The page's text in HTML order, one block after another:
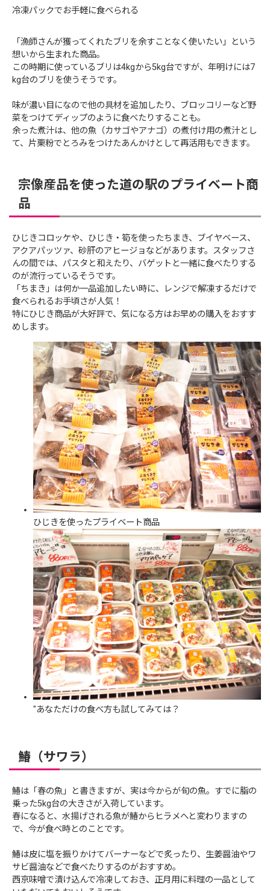
冷凍パックでお手軽に食べられる
「漁師さんが獲ってくれたブリを余すことなく使いたい」という
想いから生まれた商品。
この時期に使っているブリは4kgから5kg台ですが、年明けには7
kg台のブリを使うそうです。
味が濃い目になので他の具材を追加したり、ブロッコリーなど野
菜をつけてディップのように食べたりすることも。
余った煮汁は、他の魚（カサゴやアナゴ）の煮付け用の煮汁とし
て、片栗粉でとろみをつけたあんかけとして再活用もできます。
宗像産品を使った道の駅のプライベート商
品
ひじきコロッケや、ひじき・筍を使ったちまき、ブイヤベース、
アクアパッツァ、砂肝のアヒージョなどがあります。スタッフさ
んの間では、パスタと和えたり、バゲットと一緒に食べたりする
のが流行っているそうです。
「ちまき」は何か一品追加したい時に、レンジで解凍するだけで
食べられるお手頃さが人気！
特にひじき商品が大好評で、気になる方はお早めの購入をおすす
めします。
ひじきを使ったプライベート商品
"あなただけの食べ方も試してみては？
鰆（サワラ）
鰆は「春の魚」と書きますが、実は今からが旬の魚。すでに脂の
乗った5kg台の大きさが入荷しています。
春になると、水揚げされる魚が鰆からヒラメへと変わりますの
で、今が食べ時とのことです。
鰆は皮に塩を振りかけてバーナーなどで炙ったり、生姜醤油やワ
サビ醤油などで食べたりするのがおすすめ。
西京味噌で漬け込んで冷凍しておき、正月用に料理の一品として